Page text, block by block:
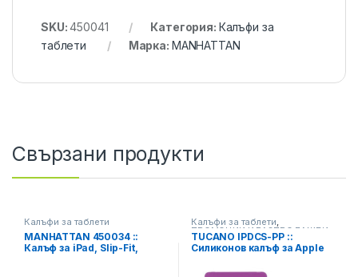
SKU:450041 Категория: Калъфи за
таблети
Марка: MANHATTAN
Свързани продукти
Калъфи за таблети
MANHATTAN 450034 ::
Калъф за iPad, Slip-Fit,
Калъфи за таблети,
ПРОМОЦИИ И РАЗПРОДАЖБИ
TUCANO IPDCS-PP ::
Силиконов калъф за Apple